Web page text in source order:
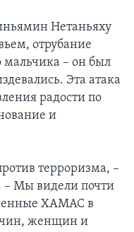
Нетаньяху
отрубание
– он был
Эта атака
радости по
и
терроризма, –
– Мы видели почти
ХАМАС в
женщин и